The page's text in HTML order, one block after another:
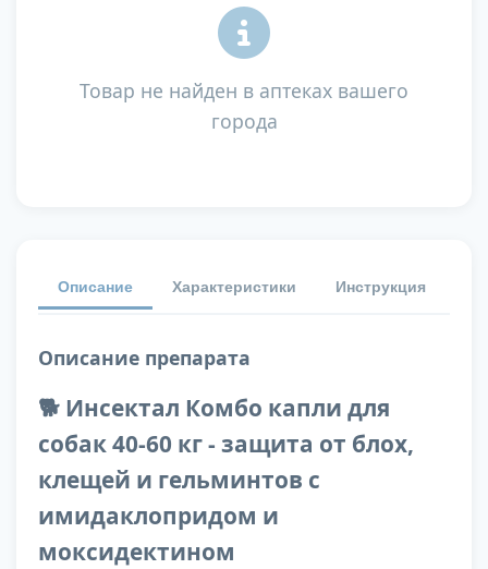
Товар не найден в аптеках вашего
города
Описание Характеристики Инструкция
Описание препарата
🐕 Инсектал Комбо капли для
собак 40-60 кг - защита от блох,
клещей и гельминтов с
имидаклопридом и
моксидектином